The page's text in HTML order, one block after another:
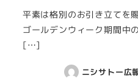
平素は格別のお引き立てを
ゴールデンウィーク期間中
[…]
ニシサトー広